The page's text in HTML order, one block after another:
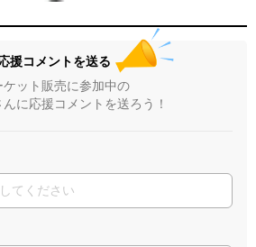
応援コメントを送る
ケット販売に参加中の
に応援コメントを送ろう！